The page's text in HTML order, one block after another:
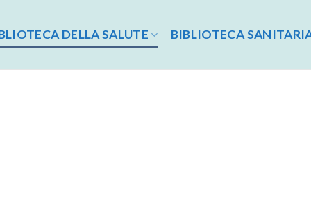
DELLA SALUTE BIBLIOTECA